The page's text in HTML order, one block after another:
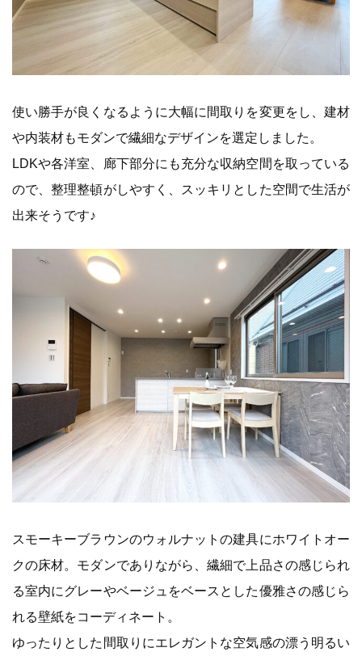
使い勝手が良くなるように大幅に間取りを変更をし、建材
や内装材もモダンで繊細なデザインを選定しました。
LDKや各洋室、廊下部分にも充分な収納空間を取っている
ので、整理整頓がしやすく、スッキリとした空間で生活が
出来そうです♪
スモーキーブラウンのウォルナットの建具にホワイトオー
クの床材。モダンでありながら、繊細で上品さの感じられ
る室内にグレーやベージュをベースとした優雅さの感じら
れる壁紙をコーディネート。
ゆったりとした間取りにエレガントな空気感の漂う明るい